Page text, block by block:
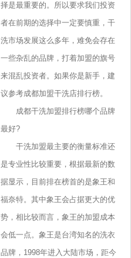
择是最重要的。所以要求我们投资
者在前期的选择中一定要慎重，干
洗市场发展这么多年，难免会存在
一些杂乱的品牌，打着加盟的旗号
来混乱投资者。如果你是新手，建
议参考成都加盟干洗店排行榜。
成都干洗加盟排行榜哪个品牌
最好?
干洗加盟最主要的衡量标准还
是专业性比较重要，根据最新的数
据显示，目前排在榜首的是象王和
福奈特。其中象王会占据更大的优
势，相比较而言，象王的加盟成本
会低一点。象王是台湾知名的洗衣
品牌，1998年进入大陆市场，距今